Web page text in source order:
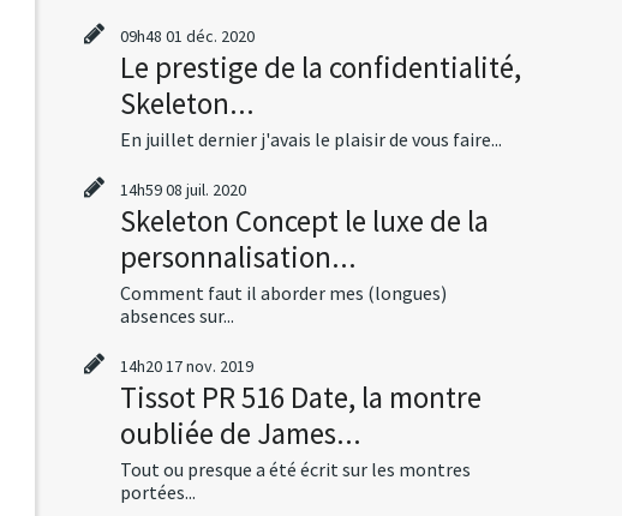
09h48 01 déc. 2020
Le prestige de la confidentialité,
Skeleton...
En juillet dernier j'avais le plaisir de vous faire...
14h5908 juil. 2020
Skeleton Concept le luxe de la
personnalisation...
Comment faut il aborder mes (longues)
absences sur...
14h2017nov. 2019
Tissot PR 516 Date, la montre
oubliée de James...
Tout ou presque a été écrit sur les montres
portées...